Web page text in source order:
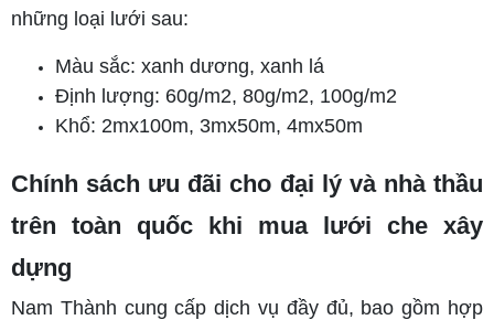
những loại lưới sau:
Màu sắc: xanh dương, xanh lá
Định lượng: 60g/m2, 80g/m2, 100g/m2
Khổ: 2mx100m, 3mx50m, 4mx50m
Chính sách ưu đãi cho đại lý và nhà thầu
trên toàn quốc khi mua lưới che xây
dựng
Nam Thành cung cấp dịch vụ đầy đủ, bao gồm hợp